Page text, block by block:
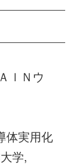
ｌＮウ
体実用化
学,